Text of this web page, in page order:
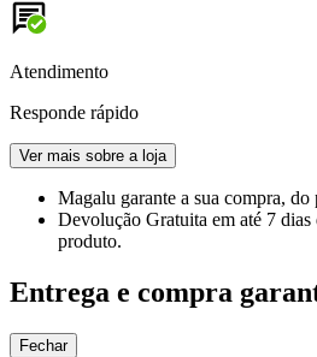
Atendimento
Responde rápido
Ver mais sobre a loja
Magalu garante a sua compra, do
Devolução Gratuita em até 7
produto.
Entrega e compra
Fechar